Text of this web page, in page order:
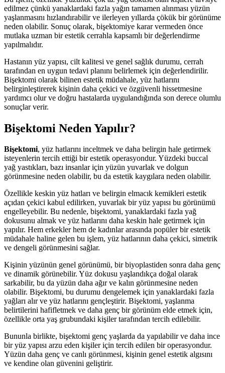
edilmez çünkü yanaklardaki fazla yağın tamamen alınması yüzün
yaşlanmasını hızlandırabilir ve ilerleyen yıllarda çökük bir görünüme
neden olabilir. Sonuç olarak, bişektomiye karar vermeden önce
mutlaka uzman bir estetik cerrahla kapsamlı bir değerlendirme
yapılmalıdır.
Hastanın yüz yapısı, cilt kalitesi ve genel sağlık durumu, cerrah
tarafından en uygun tedavi planını belirlemek için değerlendirilir.
Bişektomi olarak bilinen estetik müdahale, yüz hatlarını
belirginleştirerek kişinin daha çekici ve özgüvenli hissetmesine
yardımcı olur ve doğru hastalarda uygulandığında son derece olumlu
sonuçlar verir.
Bişektomi Neden Yapılır?
Bişektomi, yüz hatlarını inceltmek ve daha belirgin hale getirmek
isteyenlerin tercih ettiği bir estetik operasyondur. Yüzdeki buccal
yağ yastıkları, bazı insanlar için yüzün yuvarlak ve dolgun
görünmesine neden olabilir, bu da estetik kaygılara neden olabilir.
Özellikle keskin yüz hatları ve belirgin elmacık kemikleri estetik
açıdan çekici kabul edilirken, yuvarlak bir yüz yapısı bu görünümü
engelleyebilir. Bu nedenle, bişektomi, yanaklardaki fazla yağ
dokusunu almak ve yüz hatlarını daha keskin hale getirmek için
yapılır. Hem erkekler hem de kadınlar arasında popüler bir estetik
müdahale haline gelen bu işlem, yüz hatlarının daha çekici, simetrik
ve dengeli görünmesini sağlar.
Kişinin yüzünün genel görünümü, bir biyoplastiden sonra daha genç
ve dinamik görünebilir. Yüz dokusu yaşlandıkça doğal olarak
sarkabilir, bu da yüzün daha ağır ve kalın görünmesine neden
olabilir. Bişektomi, bu durumu dengelemek için yanaklardaki fazla
yağları alır ve yüz hatlarını gençleştirir. Bişektomi, yaşlanma
belirtilerini hafifletmek ve daha genç bir görünüm elde etmek için,
özellikle orta yaş grubundaki kişiler tarafından tercih edilebilir.
Bununla birlikte, bişektomi genç yaşlarda da yapılabilir ve daha ince
bir yüz yapısı arzu eden kişiler için tercih edilen bir operasyondur.
Yüzün daha genç ve canlı görünmesi, kişinin genel estetik algısını
ve kendine olan güvenini geliştirir.